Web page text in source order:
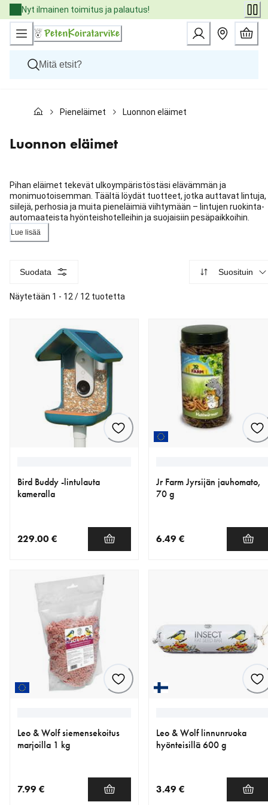
Skip
to
Content
Nyt ilmainen toimitus ja palautus!
Kissat
Eläinlääkäriruoat
Tuotemerkit
Palvelut
Pieneläimet Luonnon eläimet
Luonnon eläimet
Pihan eläimet tekevät ulkoympäristöstäsi elävämmän ja
monimuotoisemman. Täältä löydät tuotteet, jotka auttavat lintuja,
siilejä, perhosia ja muita pieneläimiä viihtymään – lintujen ruokinta-
automaateista hyönteishotelleihin ja suojaisiin pesäpaikkoihin.
Lue lisää
Suodata Suosituin
Näytetään 1 - 12 / 12 tuotetta
Bird Buddy -lintulauta
kameralla
229.00 €
Jr Farm Jyrsijän jauhomato,
70 g
6.49 €
Leo & Wolf siemensekoitus
marjoilla 1 kg
7.99 €
Leo & Wolf linnunruoka
hyönteisillä 600 g
3.49 €